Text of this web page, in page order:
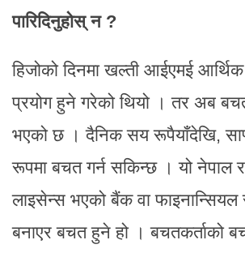
पारिदिनुहोस् न ?
हिजोको दिनमा खल्ती आईएमई
प्रयोग हुने गरेको थियो । तर अब
भएको छ । दैनिक सय रूपैयाँदेखि,
रूपमा बचत गर्न सकिन्छ । यो नेपाल
लाइसेन्स भएको बैंक वा फाइनान्सियल
बनाएर बचत हुने हो । बचतकर्ताको